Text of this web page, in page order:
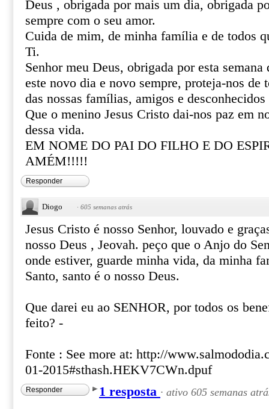
Deus , obrigada por mais um dia, obrigada
sempre com o seu amor.
Cuida de mim, de minha família e de todos
Ti.
Senhor meu Deus, obrigada por esta
este novo dia e novo sempre, proteja-nos de
das nossas famílias, amigos e
Que o menino Jesus Cristo dai-nos paz em
dessa vida.
EM NOME DO PAI DO FILHO E DO
AMÉM!!!!!
Responder
Diogo · 605 semanas atrás
Jesus Cristo é nosso Senhor, louvado e
nosso Deus , Jeovah. peço que o Anjo do
onde estiver, guarde minha vida, da minha
Santo, santo é o nosso Deus.
Que darei eu ao SENHOR, por todos os
feito? -
Fonte : See more at: http://
01-2015#sthash.HEKV7CWn.dpuf
Responder 1 resposta · ativo 605 semanas